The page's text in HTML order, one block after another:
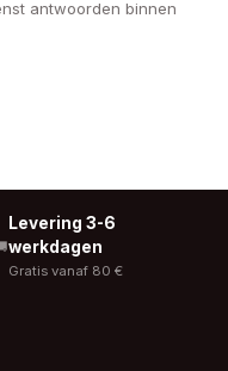
antwoorden binnen
Levering 3-6
werkdagen
Gratis vanaf 80 €